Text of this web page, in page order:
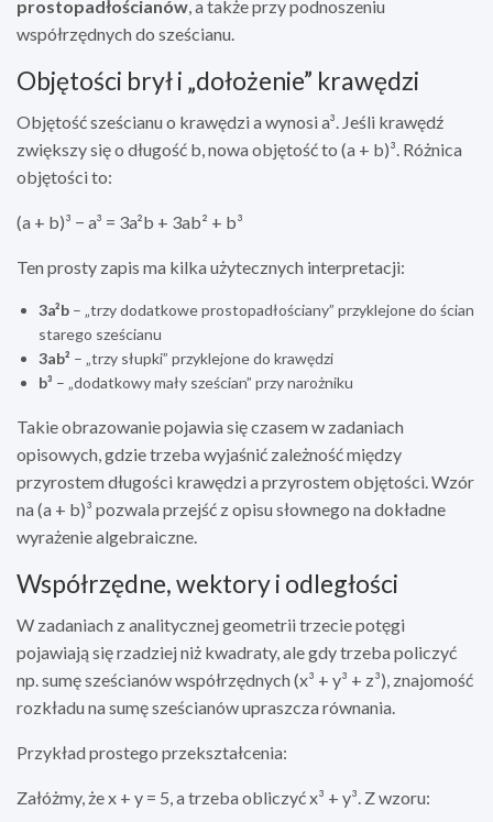
prostopadłościanów , a także przy podnoszeniu
współrzędnych do sześcianu.
Objętości brył i „dołożenie” krawędzi
Objętość sześcianu o krawędzi a wynosi a³. Jeśli krawędź
zwiększy się o długość b, nowa objętość to (a + b)³. Różnica
objętości to:
(a + b)³ − a³ = 3a²b + 3ab² + b³
Ten prosty zapis ma kilka użytecznych interpretacji:
3a²b – „trzy dodatkowe prostopadłościany” przyklejone do ścian
starego sześcianu
3ab² – „trzy słupki” przyklejone do krawędzi
b³ – „dodatkowy mały sześcian” przy narożniku
Takie obrazowanie pojawia się czasem w zadaniach
opisowych, gdzie trzeba wyjaśnić zależność między
przyrostem długości krawędzi a przyrostem objętości. Wzór
na (a + b)³ pozwala przejść z opisu słownego na dokładne
wyrażenie algebraiczne.
Współrzędne, wektory i odległości
W zadaniach z analitycznej geometrii trzecie potęgi
pojawiają się rzadziej niż kwadraty, ale gdy trzeba policzyć
np. sumę sześcianów współrzędnych (x³ + y³ + z³), znajomość
rozkładu na sumę sześcianów upraszcza równania.
Przykład prostego przekształcenia:
Załóżmy, że x + y = 5, a trzeba obliczyć x³ + y³. Z wzoru: